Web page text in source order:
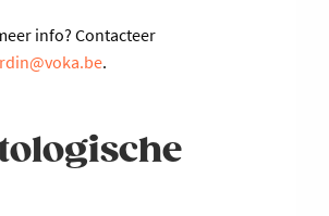
info? Contacteer
.